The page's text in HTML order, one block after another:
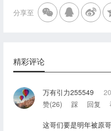
分享至
精彩评论
万有引力255549
赞(26) 踩 回复
这哥们要是明年被原